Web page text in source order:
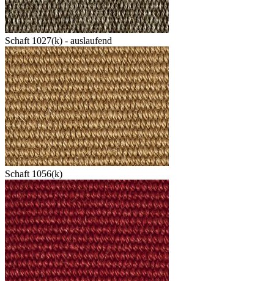
Schaft 1027(k) - auslaufend
Schaft 1056(k)